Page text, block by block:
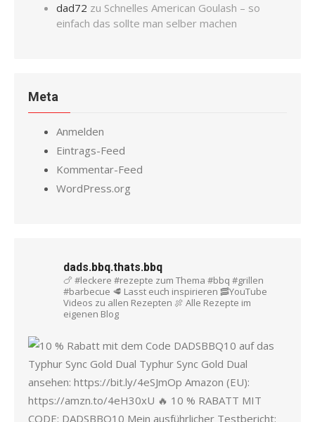
dad72 zu Schnelles American Goulash – so
einfach das sollte man selber machen
Meta
Anmelden
Eintrags-Feed
Kommentar-Feed
WordPress.org
dads.bbq.thats.bbq
🍗 #leckere #rezepte zum Thema #bbq #grillen
#barbecue 🥩 Lasst euch inspirieren 🥓YouTube
Videos zu allen Rezepten 🍖 Alle Rezepte im
eigenen Blog